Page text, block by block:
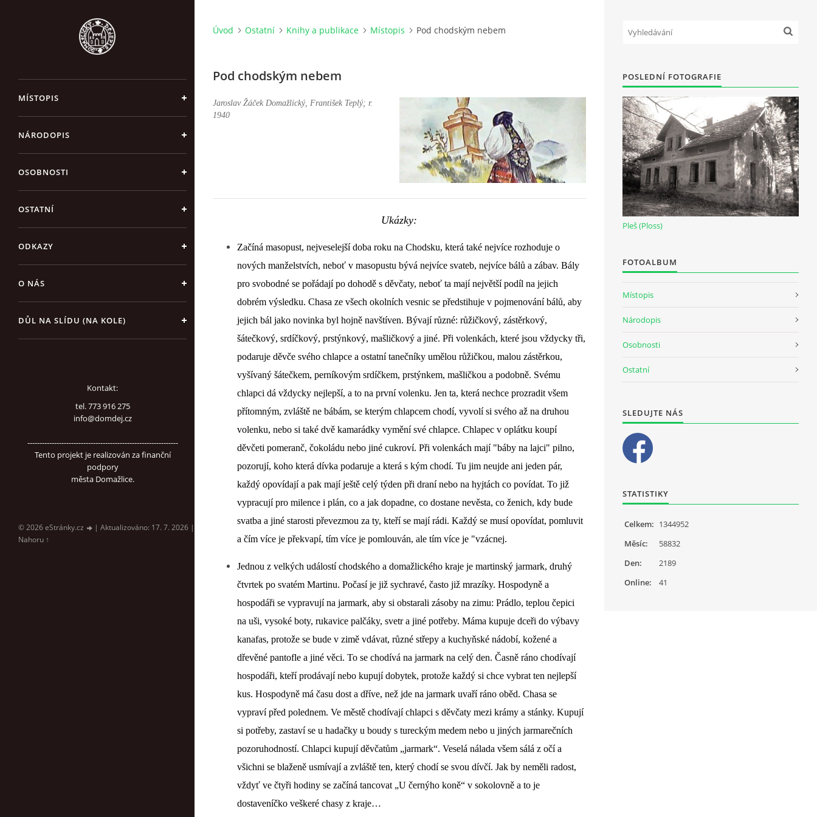
MÍSTOPIS
NÁRODOPIS
OSOBNOSTI
OSTATNÍ
ODKAZY
O NÁS
DŮL NA SLÍDU (NA KOLE)
Kontakt:
tel. 773 916 275
info@domdej.cz
--------------------------------------------------------------
Tento projekt je realizován za finanční
podpory
města Domažlice.
© 2026 eStránky.cz | Aktualizováno: 17. 7. 2026 |
Nahoru ↑
Úvod Ostatní Knihy a publikace Místopis Pod chodským nebem
Pod chodským nebem
Jaroslav Žáček Domažlický, František Teplý; r.
1940
Ukázky:
Začíná masopust, nejveselejší doba roku na Chodsku, která také nejvíce rozhoduje o
nových manželstvích, neboť v masopustu bývá nejvíce svateb, nejvíce bálů a zábav. Bály
pro svobodné se pořádají po dohodě s děvčaty, neboť ta mají největší podíl na jejich
dobrém výsledku. Chasa ze všech okolních vesnic se předstihuje v pojmenování bálů, aby
jejich bál jako novinka byl hojně navštíven. Bývají různé: růžičkový, zástěrkový,
šátečkový, srdíčkový, prstýnkový, mašličkový a jiné. Při volenkách, které jsou vždycky tři,
podaruje děvče svého chlapce a ostatní tanečníky umělou růžičkou, malou zástěrkou,
vyšívaný šátečkem, perníkovým srdíčkem, prstýnkem, mašličkou a podobně. Svému
chlapci dá vždycky nejlepší, a to na první volenku. Jen ta, která nechce prozradit všem
přítomným, zvláště ne bábám, se kterým chlapcem chodí, vyvolí si svého až na druhou
volenku, nebo si také dvě kamarádky vymění své chlapce. Chlapec v oplátku koupí
děvčeti pomeranč, čokoládu nebo jiné cukroví. Při volenkách mají "báby na lajci" pilno,
pozorují, koho která dívka podaruje a která s kým chodí. Tu jim neujde ani jeden pár,
každý opovídají a pak mají ještě celý týden při draní nebo na hyjtách co povídat. To již
vypracují pro milence i plán, co a jak dopadne, co dostane nevěsta, co ženich, kdy bude
svatba a jiné starosti převezmou za ty, kteří se mají rádi. Každý se musí opovídat, pomluvit
a čím více je překvapí, tím více je pomlouván, ale tím více je "vzácnej.
Jednou z velkých událostí chodského a domažlického kraje je martinský jarmark, druhý
čtvrtek po svatém Martinu. Počasí je již sychravé, často již mrazíky. Hospodyně a
hospodáři se vypravují na jarmark, aby si obstarali zásoby na zimu: Prádlo, teplou čepici
na uši, vysoké boty, rukavice palčáky, svetr a jiné potřeby. Máma kupuje dceři do výbavy
kanafas, protože se bude v zimě vdávat, různé střepy a kuchyňské nádobí, kožené a
dřevěné pantofle a jiné věci. To se chodívá na jarmark na celý den. Časně ráno chodívají
hospodáři, kteří prodávají nebo kupují dobytek, protože každý si chce vybrat ten nejlepší
kus. Hospodyně má času dost a dříve, než jde na jarmark uvaří ráno oběd. Chasa se
vypraví před polednem. Ve městě chodívají chlapci s děvčaty mezi krámy a stánky. Kupují
si potřeby, zastaví se u hadačky u boudy s tureckým medem nebo u jiných jarmarečních
pozoruhodností. Chlapci kupují děvčatům „jarmark“. Veselá nálada všem sálá z očí a
všichni se blaženě usmívají a zvláště ten, který chodí se svou dívčí. Jak by neměli radost,
vždyť ve čtyři hodiny se začíná tancovat „U černýho koně“ v sokolovně a to je
dostaveníčko veškeré chasy z kraje…
POSLEDNÍ FOTOGRAFIE
Pleš (Ploss)
FOTOALBUM
Místopis
Národopis
Osobnosti
Ostatní
SLEDUJTE NÁS
STATISTIKY
Online: 41
Celkem: 1344952
Měsíc:
58832
Den:
2189